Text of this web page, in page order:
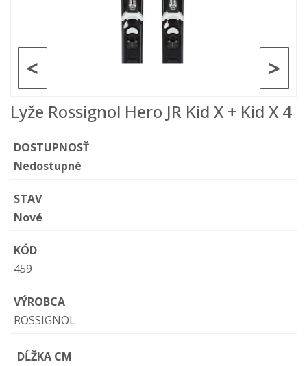
>
<
Lyže Rossignol Hero JR Kid X + Kid X 4
DOSTUPNOSŤ
Nedostupné
STAV
Nové
KÓD
459
VÝROBCA
ROSSIGNOL
DĹŽKA CM